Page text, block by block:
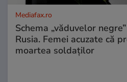
Mediafax.ro
Schema „văduvelor
Rusia. Femei acuzate că
moartea soldaților